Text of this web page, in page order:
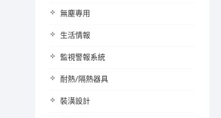
無塵專用
生活情報
監視警報系統
耐熱/隔熱器具
裝潢設計